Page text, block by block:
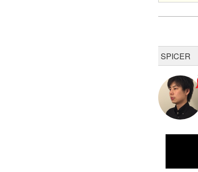
SPICER